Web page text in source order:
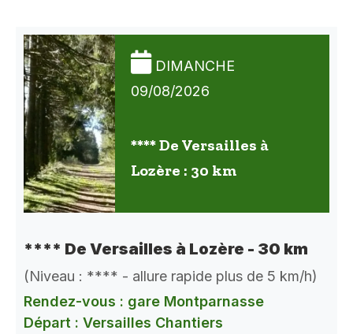
DIMANCHE
09/08/2026
**** De Versailles à
Lozère : 30 km
**** De Versailles à Lozère - 30 km
(Niveau : **** - allure rapide plus de 5 km/h)
Rendez-vous : gare Montparnasse
Départ : Versailles Chantiers